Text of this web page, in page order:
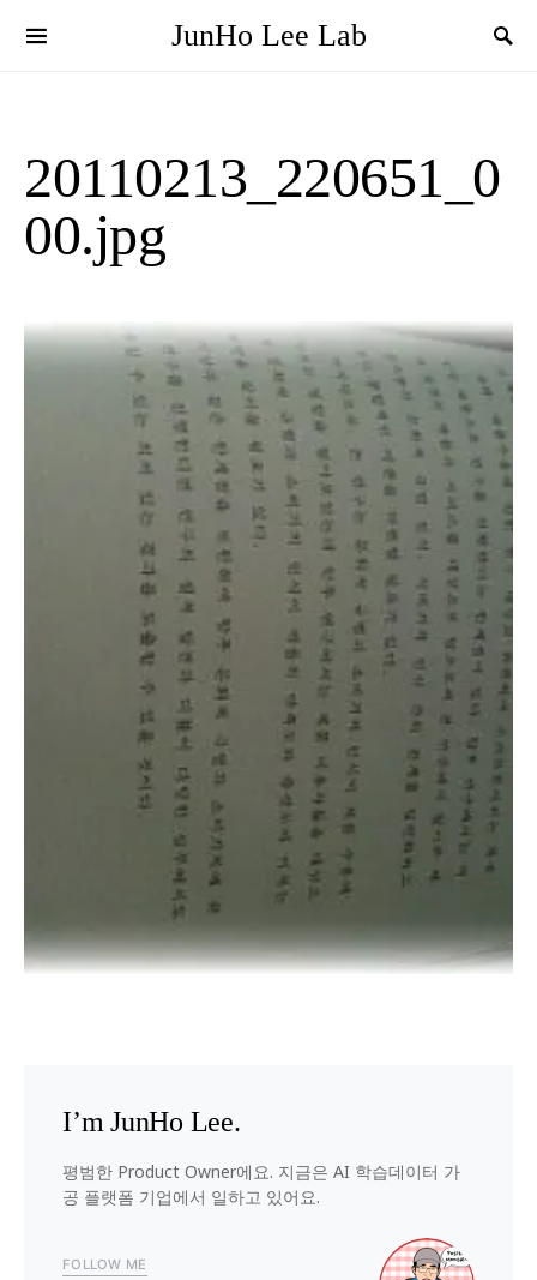
JunHo Lee Lab
20110213_220651_0
00.jpg
I’m JunHo Lee.
평범한 Product Owner에요. 지금은 AI 학습데이터 가
공 플랫폼 기업에서 일하고 있어요.
FOLLOW ME